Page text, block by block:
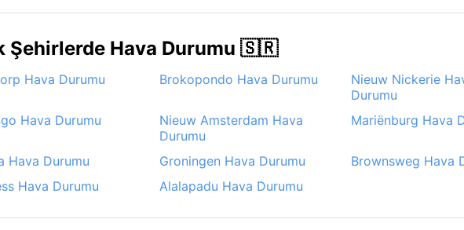
Şehirlerde Hava Durumu 🇸🇷
Hava Durumu Brokopondo Hava Durumu
Nieuw Nickerie
Durumu
Hava Durumu
Nieuw Amsterdam Hava
Durumu
Mariënburg Hava
Hava Durumu Groningen Hava Durumu
Brownsweg Hava
Hava Durumu Alalapadu Hava Durumu